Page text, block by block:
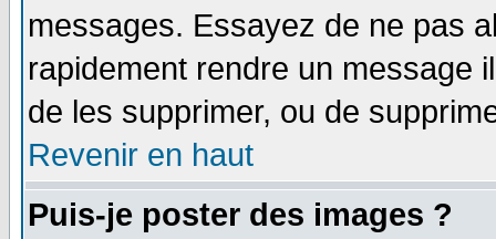
messages. Essayez de ne pas
rapidement rendre un message
de les supprimer, ou de
Revenir en haut
Puis-je poster des images ?